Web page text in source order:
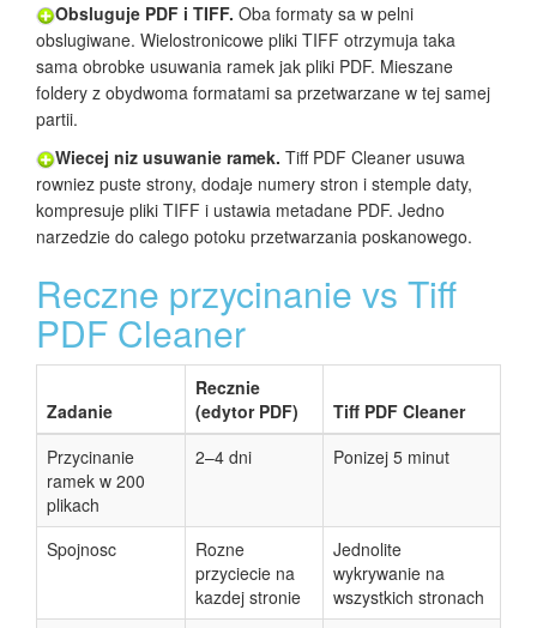
Obsluguje PDF i TIFF. Oba formaty sa w pelni
obslugiwane. Wielostronicowe pliki TIFF otrzymuja taka
sama obrobke usuwania ramek jak pliki PDF. Mieszane
foldery z obydwoma formatami sa przetwarzane w tej samej
partii.
Wiecej niz usuwanie ramek. Tiff PDF Cleaner usuwa
rowniez puste strony, dodaje numery stron i stemple daty,
kompresuje pliki TIFF i ustawia metadane PDF. Jedno
narzedzie do calego potoku przetwarzania poskanowego.
Reczne przycinanie vs Tiff
PDF Cleaner
Zadanie
Recznie
(edytor PDF)
Tiff PDF Cleaner
Przycinanie
ramek w 200
plikach
2–4 dni Ponizej 5 minut
Spojnosc
Rozne
przyciecie na
kazdej stronie
Jednolite
wykrywanie na
wszystkich stronach